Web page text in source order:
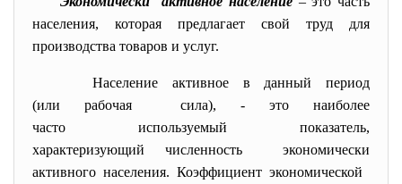
населения, которая предлагает свой труд для
производства товаров и услуг.
Население активное в данный период
(или рабочая сила), - это наиболее
часто используемый показатель,
характеризующий численность экономически
активного населения. Коэффициент экономической